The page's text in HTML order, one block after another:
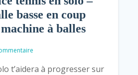
basse en coup
à balles
t’aidera à progresser sur